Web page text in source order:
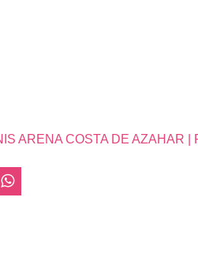
ARENA COSTA DE AZAHAR |
WhatsApp